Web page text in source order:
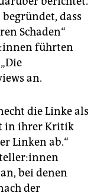
dass
Schaden“
führten
an.
die Linke als
in ihrer Kritik
Linken ab.“
bei denen
der